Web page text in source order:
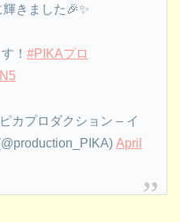
きました🎉✨
！ #PIKAプロ
カプロダクション – イ
April